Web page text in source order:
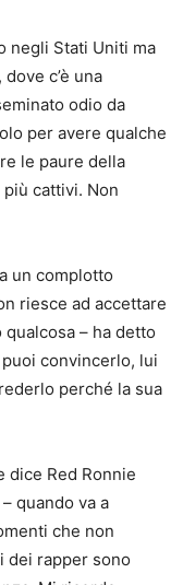
negli Stati Uniti ma
c’è una
odio da
per avere qualche
le paure della
cattivi. Non
un complotto
riesce ad accettare
– ha detto
convincerlo, lui
perché la sua
dice Red Ronnie
quando va a
che non
dei rapper sono